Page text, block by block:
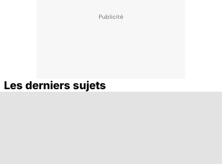
Les derniers sujets